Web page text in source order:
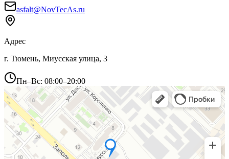
asfalt@NovTecAs.ru
Адрес
г. Тюмень, Миусская улица, 3
Пн–Вс: 08:00–20:00